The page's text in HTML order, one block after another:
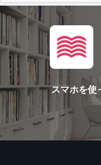
スマホを使